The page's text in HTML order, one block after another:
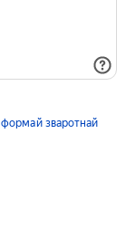
формай зваротнай